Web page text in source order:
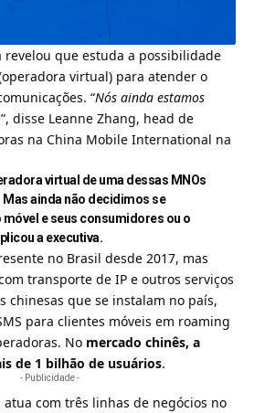
revelou que estuda a possibilidade
virtual) para atender o
“Nós ainda estamos
”, disse Leanne Zhang, head de
na China Mobile International na
virtual de uma dessas MNOs
Mas ainda não decidimos se
e seus consumidores ou o
a executiva.
no Brasil desde 2017, mas
transporte de IP e outros serviços
chinesas que se instalam no país,
para clientes móveis em roaming
No mercado chinês, a
de 1 bilhão de usuários.
- Publicidade -
com três linhas de negócios no